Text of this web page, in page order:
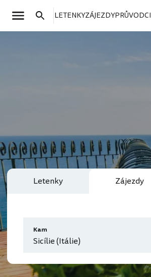
LETENKYZÁJEZDYPRŮVODCI
Letenky Zájezdy
Kam
Sicílie (Itálie)